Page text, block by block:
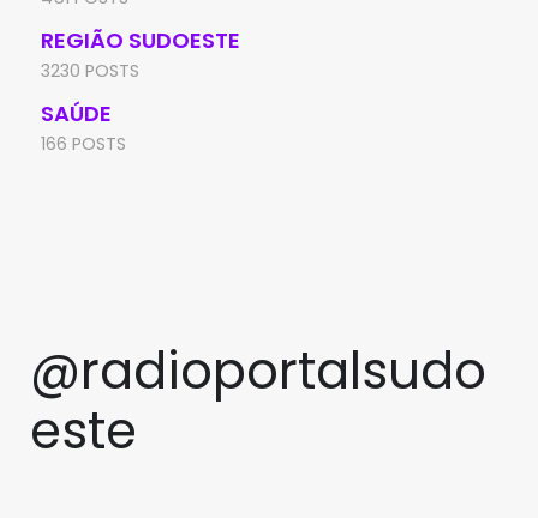
REGIÃO SUDOESTE
3230 POSTS
SAÚDE
166 POSTS
@radioportalsudo
este